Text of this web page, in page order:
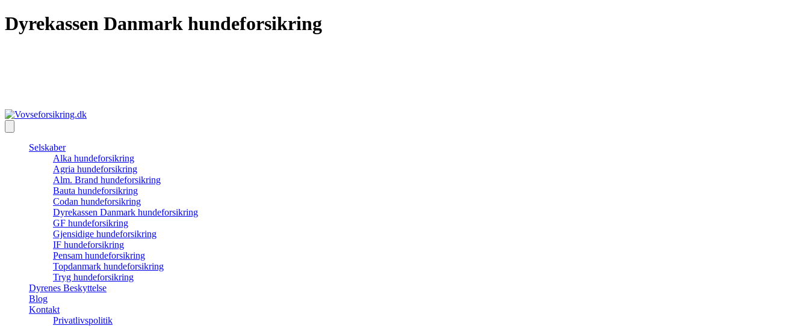
Dyrekassen Danmark hundeforsikring
Selskaber
Alka hundeforsikring
Agria hundeforsikring
Alm. Brand hundeforsikring
Bauta hundeforsikring
Codan hundeforsikring
Dyrekassen Danmark hundeforsikring
GF hundeforsikring
Gjensidige hundeforsikring
IF hundeforsikring
Pensam hundeforsikring
Topdanmark hundeforsikring
Tryg hundeforsikring
Dyrenes Beskyttelse
Blog
Kontakt
Privatlivspolitik